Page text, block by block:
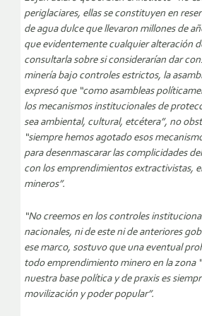
periglaciares, ellas se constituyen en
de agua dulce que llevaron millones de
que evidentemente cualquier alteración
consultarla sobre si considerarían dar
minería bajo controles estrictos, la
expresó que “como asambleas
los mecanismos institucionales de
sea ambiental, cultural, etcétera”, no
“siempre hemos agotado esos
para desenmascarar las complicidades
con los emprendimientos extractivistas,
mineros”.
“No creemos en los controles
nacionales, ni de este ni de anteriores
ese marco, sostuvo que una eventual
todo emprendimiento minero en la zona
nuestra base política y de praxis es
movilización y poder popular”.